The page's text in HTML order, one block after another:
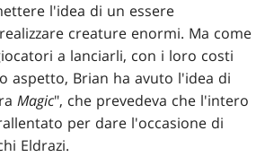
l'idea di un essere
creature enormi. Ma come
a lanciarli, con i loro costi
aspetto, Brian ha avuto l'idea di
Magic", che prevedeva che l'intero
per dare l'occasione di
Eldrazi.